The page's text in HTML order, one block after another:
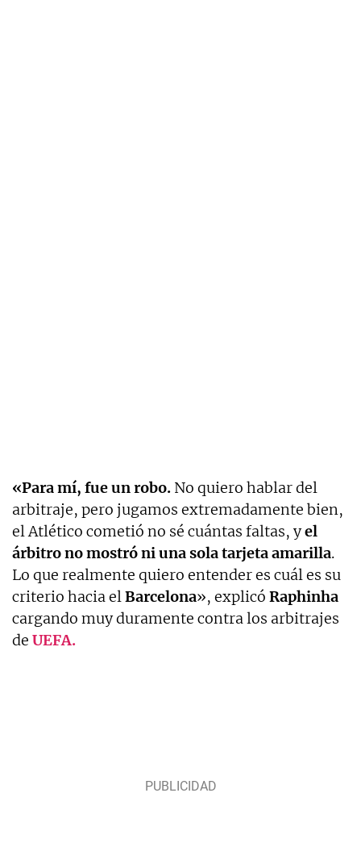
«Para mí, fue un robo. No quiero hablar del
arbitraje, pero jugamos extremadamente bien,
el Atlético cometió no sé cuántas faltas, yel
árbitro no mostró ni una sola tarjeta amarilla.
Lo que realmente quiero entender es cuál es su
criterio hacia elBarcelona», explicó Raphinha
cargando muy duramente contra los arbitrajes
de UEFA.